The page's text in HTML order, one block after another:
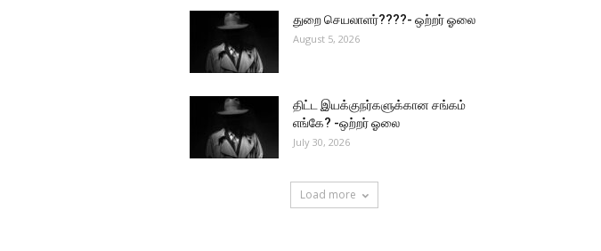
துறை செயலாளர்????- ஒற்றர் ஓலை
August 5, 2026
திட்ட இயக்குநர்களுக்கான சங்கம்
எங்கே? -ஒற்றர் ஓலை
July 30, 2026
Load more